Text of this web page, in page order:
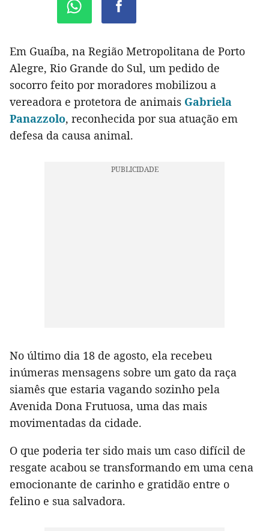
Em Guaíba, na Região Metropolitana de Porto
Alegre, Rio Grande do Sul, um pedido de
socorro feito por moradores mobilizou a
vereadora e protetora de animais Gabriela
Panazzolo, reconhecida por sua atuação em
defesa da causa animal.
No último dia 18 de agosto, ela recebeu
inúmeras mensagens sobre um gato da raça
siamês que estaria vagando sozinho pela
Avenida Dona Frutuosa, uma das mais
movimentadas da cidade.
O que poderia ter sido mais um caso difícil de
resgate acabou se transformando em uma cena
emocionante de carinho e gratidão entre o
felino e sua salvadora.